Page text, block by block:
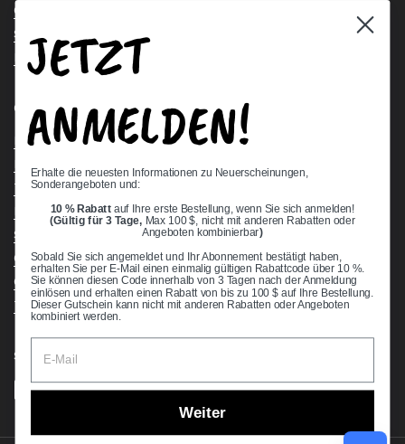
Contact Us
Stock Check
Request a Quote
Quick links
Bearing Knowledge Center
Terms & Conditions
Return & Refund Policy
Shipping Policy
Open Cookie Banner
Comprehensive Guide to Ball Bearings
Track your Order
Supported payment methods
JETZT
ANMELDEN!
Erhalte die neuesten Informationen zu Neuerscheinungen,
Sonderangeboten und:
10 % Rabatt auf Ihre erste Bestellung, wenn Sie sich anmelden!
(Gültig für 3 Tage, Max 100 $, nicht mit anderen Rabatten oder
Angeboten kombinierbar)
Sobald Sie sich angemeldet und Ihr Abonnement bestätigt haben,
erhalten Sie per E-Mail einen einmalig gültigen Rabattcode über 10 %.
Sie können diesen Code innerhalb von 3 Tagen nach der Anmeldung
einlösen und erhalten einen Rabatt von bis zu 100 $ auf Ihre Bestellung.
Dieser Gutschein kann nicht mit anderen Rabatten oder Angeboten
kombiniert werden.
Weiter